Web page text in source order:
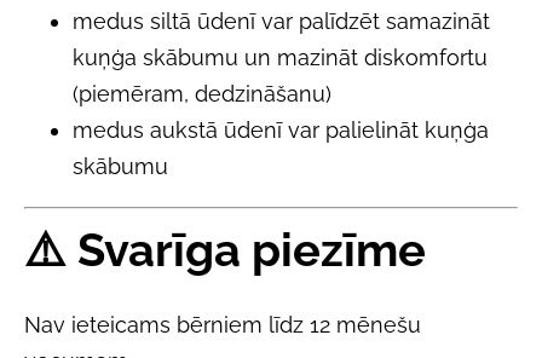
medus siltā ūdenī var palīdzēt samazināt
kuņģa skābumu un mazināt diskomfortu
(piemēram, dedzināšanu)
medus aukstā ūdenī var palielināt kuņģa
skābumu
⚠️ Svarīga piezīme
Nav ieteicams bērniem līdz 12 mēnešu